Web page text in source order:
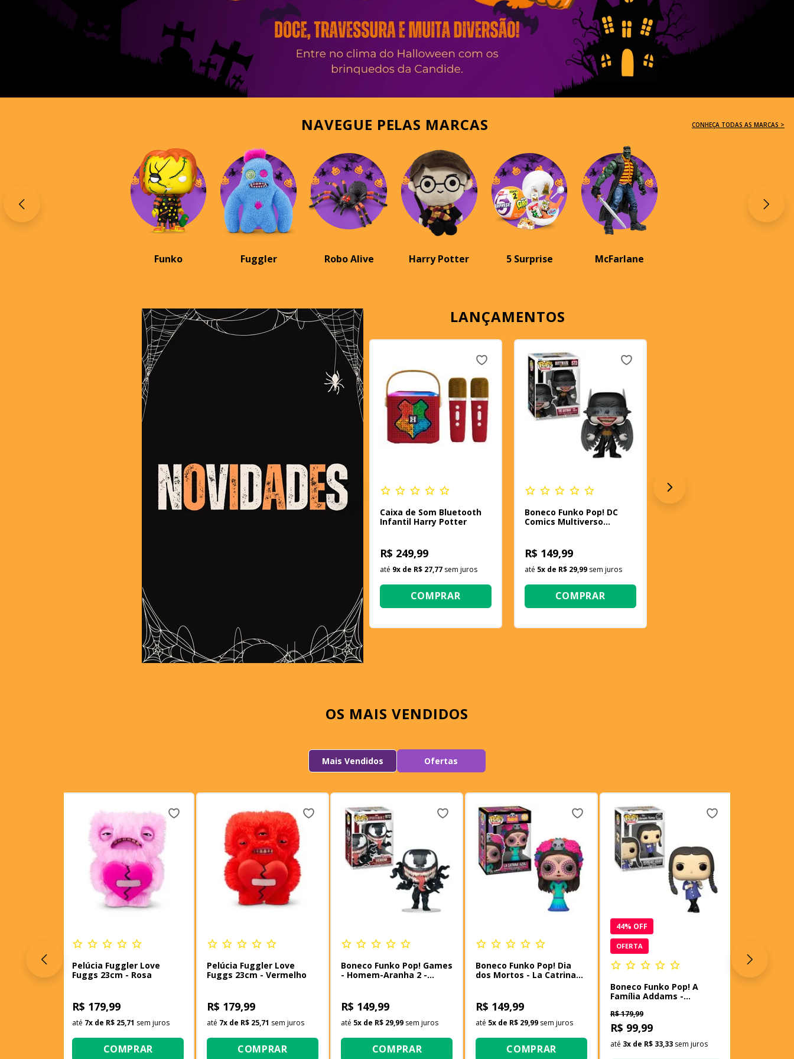
NAVEGUE PELAS MARCAS CONHEÇA TODAS AS MARCAS >
Funko Fuggler Robo Alive Harry Potter 5 Surprise McFarlane
LANÇAMENTOS
Caixa de Som Bluetooth
Infantil Harry Potter
R$ 249,99
até 9x de R$ 27,77 sem juros
COMPRAR
Boneco Funko Pop! DC
Comics Multiverso
R$ 149,99
até 5x de R$ 29,99 sem juros
COMPRAR
OS MAIS VENDIDOS
Mais Vendidos Ofertas
Pelúcia Fuggler Love
Fuggs 23cm - Rosa
R$ 179,99
até 7x de R$ 25,71 sem juros
COMPRAR
Pelúcia Fuggler Love
Fuggs 23cm - Vermelho
R$ 179,99
até 7x de R$ 25,71 sem juros
COMPRAR
Boneco Funko Pop! Games
- Homem-Aranha 2 -
R$ 149,99
até 5x de R$ 29,99 sem juros
COMPRAR
Boneco Funko Pop! Dia
dos Mortos - La Catrina
R$ 149,99
até 5x de R$ 29,99 sem juros
COMPRAR
44% OFF
OFERTA
Boneco Funko Pop! A
Família Addams -
R$ 179,99
R$ 99,99
até 3x de R$ 33,33 sem juros
º bluey